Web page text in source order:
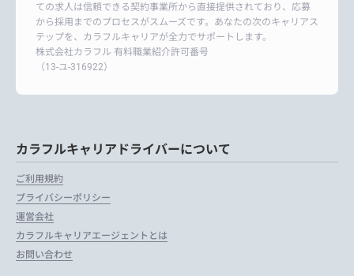
ての求人は信頼できる契約事業所から直接提供されており、応募
から採用までのプロセスがスムーズです。あなたの次のキャリアス
テップを、カラフルキャリアが全力でサポートします。
株式会社カラフル 有料職業紹介許可番号
（13-ユ-316922）
カラフルキャリアドライバーについて
ご利用規約
プライバシーポリシー
運営会社
カラフルキャリアエージェントとは
お問い合わせ